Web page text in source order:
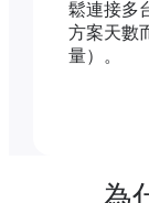
鬆連接多
方案天數
量）。